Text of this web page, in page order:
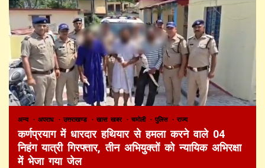
अन्य अपराध उत्तराखण्ड खास खबर चमोली पुलिस राज्य
कर्णप्रयाग में धारदार हथियार से हमला करने वाले 04
निहंग यात्री गिरफ्तार, तीन अभियुक्तों को न्यायिक अभिरक्षा
में भेजा गया जेल